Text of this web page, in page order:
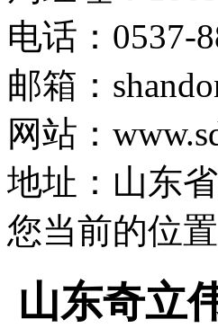
电话：0537-
邮箱：
网站：
地址：山东
您当前的位置
山东奇立